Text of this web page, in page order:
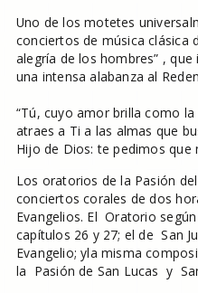
Uno de los motetes
conciertos de música clásica
alegría de los hombres” ,
una intensa alabanza al
“Tú, cuyo amor brilla como la
atraes a Ti a las almas que
Hijo de Dios: te pedimos que
Los oratorios de la Pasión
conciertos corales de dos
Evangelios. El Oratorio
capítulos 26 y 27; el de San
Evangelio; yla misma
la Pasión de San Lucas y